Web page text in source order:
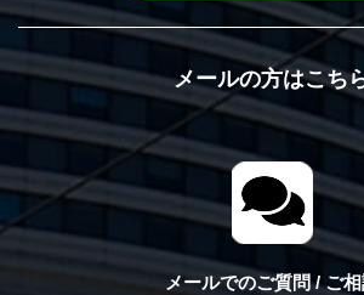
メールの方はこち
メールでのご質問 / ご